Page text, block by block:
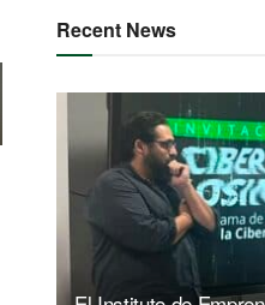
Recent News